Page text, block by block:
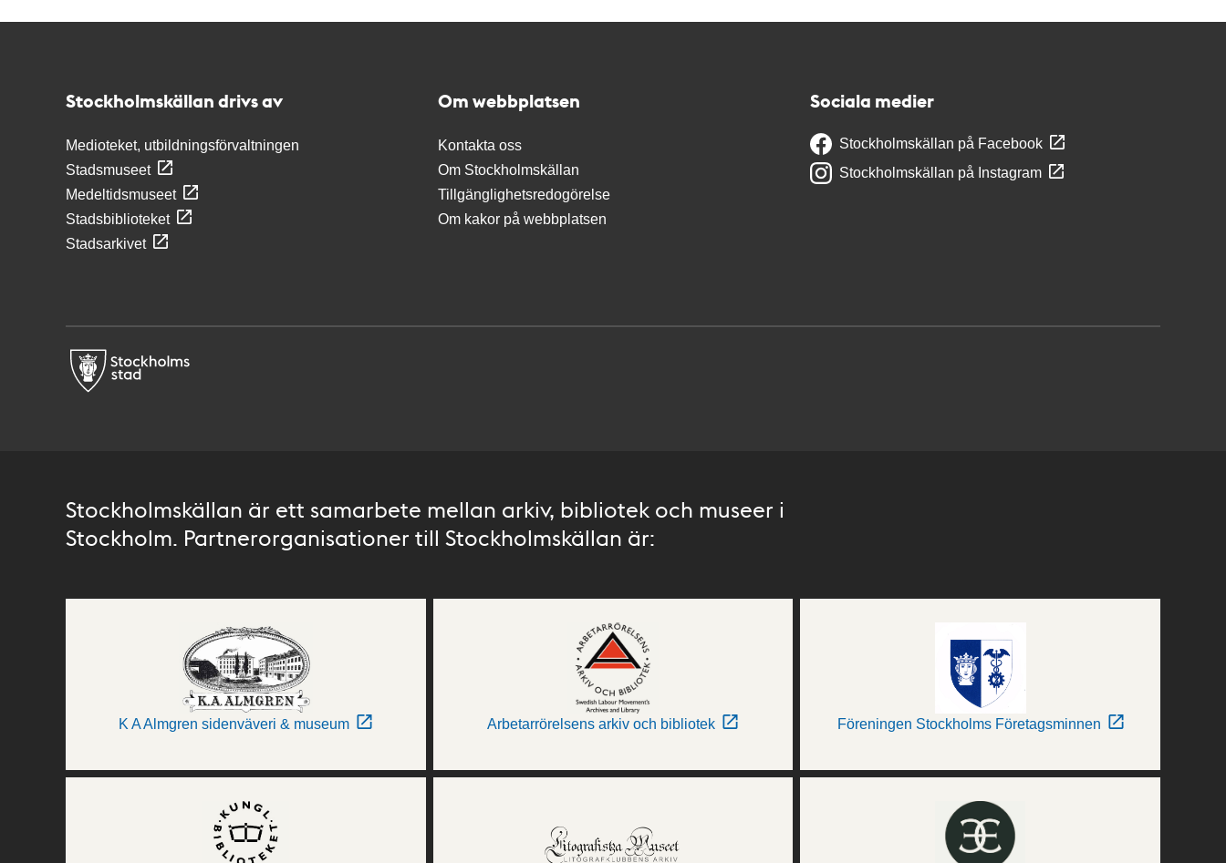
Stockholmskällan drivs av
Medioteket, utbildningsförvaltningen
Stadsmuseet
Medeltidsmuseet
Stadsbiblioteket
Stadsarkivet
Om webbplatsen
Kontakta oss
Om Stockholmskällan
Tillgänglighetsredogörelse
Om kakor på webbplatsen
Sociala medier
Stockholmskällan på Facebook
Stockholmskällan på Instagram
Stockholmskällan är ett samarbete mellan arkiv, bibliotek och museer i
Stockholm. Partnerorganisationer till Stockholmskällan är:
K A Almgren sidenväveri & museum Arbetarrörelsens arkiv och bibliotek Föreningen Stockholms Företagsminnen